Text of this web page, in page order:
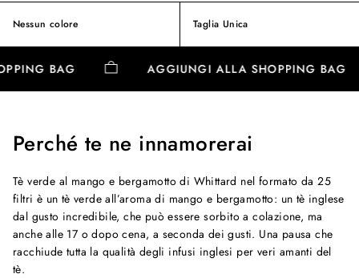
Nessun colore Taglia Unica
BAG AGGIUNGI ALLA SHOPPING BAG
Perché te ne innamorerai
Tè verde al mango e bergamotto di Whittard nel formato da 25
filtri è un tè verde all’aroma di mango e bergamotto: un tè inglese
dal gusto incredibile, che può essere sorbito a colazione, ma
anche alle 17 o dopo cena, a seconda dei gusti. Una pausa che
racchiude tutta la qualità degli infusi inglesi per veri amanti del
tè.